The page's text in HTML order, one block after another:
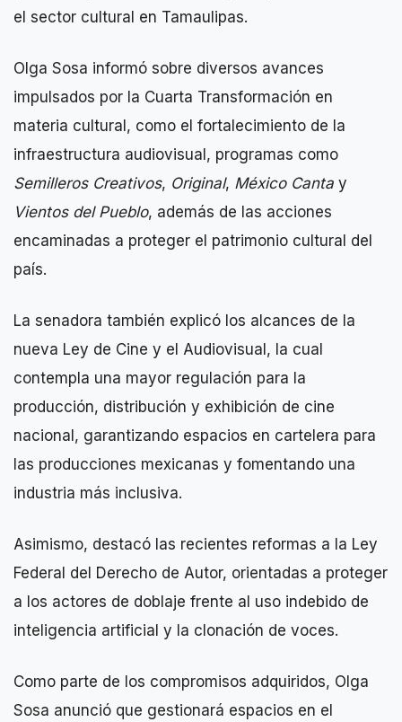
el sector cultural en Tamaulipas.
Olga Sosa informó sobre diversos avances
impulsados por la Cuarta Transformación en
materia cultural, como el fortalecimiento de la
infraestructura audiovisual, programas como
Semilleros Creativos, Original, México Canta y
Vientos del Pueblo, además de las acciones
encaminadas a proteger el patrimonio cultural del
país.
La senadora también explicó los alcances de la
nueva Ley de Cine y el Audiovisual, la cual
contempla una mayor regulación para la
producción, distribución y exhibición de cine
nacional, garantizando espacios en cartelera para
las producciones mexicanas y fomentando una
industria más inclusiva.
Asimismo, destacó las recientes reformas a la Ley
Federal del Derecho de Autor, orientadas a proteger
a los actores de doblaje frente al uso indebido de
inteligencia artificial y la clonación de voces.
Como parte de los compromisos adquiridos, Olga
Sosa anunció que gestionará espacios en el